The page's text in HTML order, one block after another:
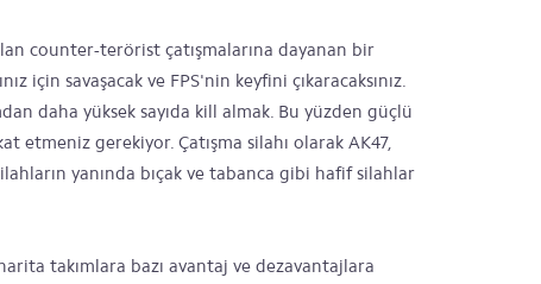
counter-terörist çatışmalarına dayanan bir
için savaşacak ve FPS'nin keyfini çıkaracaksınız.
daha yüksek sayıda kill almak. Bu yüzden güçlü
etmeniz gerekiyor. Çatışma silahı olarak AK47,
yanında bıçak ve tabanca gibi hafif silahlar
takımlara bazı avantaj ve dezavantajlara